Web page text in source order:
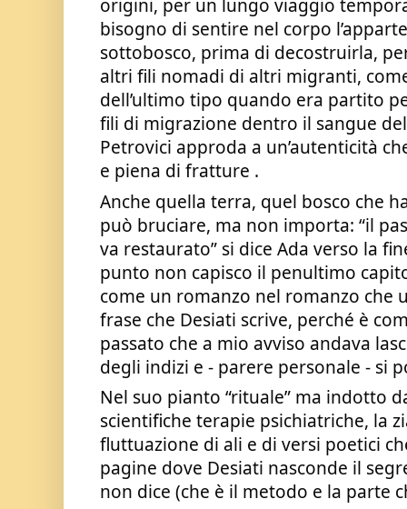
origini, per un lungo viaggio
bisogno di sentire nel corpo
sottobosco, prima di decostruirla,
altri fili nomadi di altri migranti,
dell’ultimo tipo quando era partito
fili di migrazione dentro il sangue
Petrovici approda a un’autenticità
e piena di fratture .
Anche quella terra, quel bosco che
può bruciare, ma non importa: “il
va restaurato” si dice Ada verso la
punto non capisco il penultimo
come un romanzo nel romanzo che
frase che Desiati scrive, perché è
passato che a mio avviso andava
degli indizi e - parere personale - si
Nel suo pianto “rituale” ma indotto
scientifiche terapie psichiatriche, la
fluttuazione di ali e di versi poetici
pagine dove Desiati nasconde il
non dice (che è il metodo e la parte